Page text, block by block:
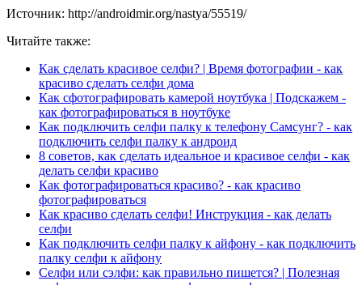
Источник: http://androidmir.org/nastya/55519/
Читайте также:
Как сделать красивое селфи? | Время фотографии - как
красиво сделать селфи дома
Как сфотографировать камерой ноутбука | Подскажем -
как фотографироваться в ноутбуке
Как подключить селфи палку к телефону Самсунг? - как
подключить селфи палку к андроид
8 советов, как сделать идеальное и красивое селфи - как
делать селфи красиво
Как фотографироваться красиво? - как красиво
фотографироваться
Как красиво сделать селфи! Инструкция - как делать
селфи
Как подключить селфи палку к айфону - как подключить
палку селфи к айфону
Селфи или сэлфи: как правильно пишется? | Полезная